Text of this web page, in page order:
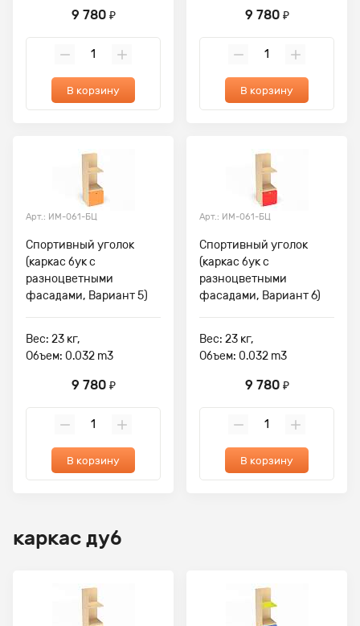
9 780 ₽
В корзину
9 780 ₽
В корзину
Арт.: ИМ-061-БЦ
Спортивный уголок
(каркас бук с
разноцветными
фасадами, Вариант 5)
Вес: 23 кг,
Объем: 0.032 m3
9 780 ₽
В корзину
Арт.: ИМ-061-БЦ
Спортивный уголок
(каркас бук с
разноцветными
фасадами, Вариант 6)
Вес: 23 кг,
Объем: 0.032 m3
9 780 ₽
В корзину
каркас дуб